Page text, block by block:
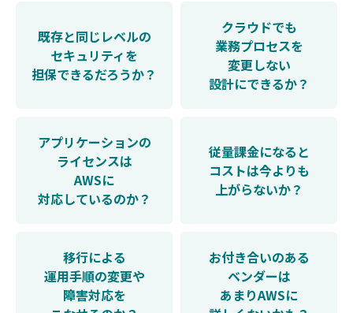
既存と同じレベルの
セキュリティを
担保できるだろうか？
クラウドでも
業務プロセスを
変更しない
設計にできるか？
アプリケーションの
ライセンスは
AWSに
対応しているのか？
従量課金になると
コストは今よりも
上がらないか？
移行による
運用手順の変更や
障害対応を
お付き合いのある
ベンダーは
あまりAWSに